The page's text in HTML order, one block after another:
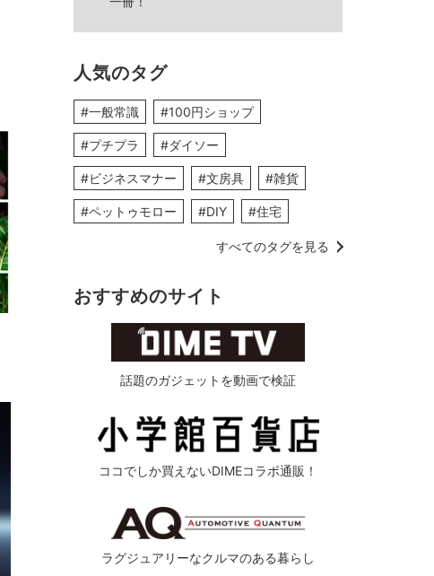
人気のタグ
#一般常識 #100円ショップ
#プチプラ #ダイソー
#ビジネスマナー #文房具 #雑貨
#ペットゥモロー #DIY #住宅
すべてのタグを見る
おすすめのサイト
話題のガジェットを動画で検証
ココでしか買えないDIMEコラボ通販！
ラグジュアリーなクルマのある暮らし